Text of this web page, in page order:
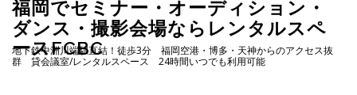
福岡でセミナー・オーディション・
ダンス・撮影会場ならレンタルスペ
ースFCBC
地下鉄中洲川端駅直結！徒歩3分 福岡空港・博多・天神からのアクセス抜
群 貸会議室/レンタルスペース 24時間いつでも利用可能